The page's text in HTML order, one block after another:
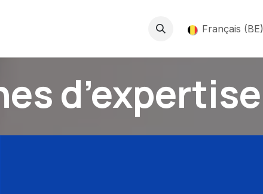
Français (BE)
d’expertise